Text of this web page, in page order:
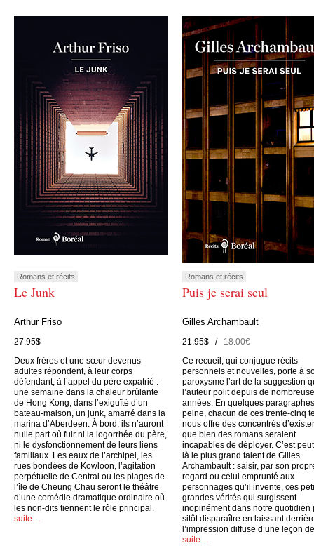
Romans et récits
Le Junk
Arthur Friso
27.95$
Deux frères et une sœur devenus
adultes répondent, à leur corps
défendant, à l’appel du père expatrié :
une semaine dans la chaleur brûlante
de Hong Kong, dans l’exiguïté d’un
bateau-maison, un junk, amarré dans la
marina d’Aberdeen. À bord, ils n’auront
nulle part où fuir ni la logorrhée du père,
ni le dysfonctionnement de leurs liens
familiaux. Les eaux de l’archipel, les
rues bondées de Kowloon, l’agitation
perpétuelle de Central ou les plages de
l’île de Cheung Chau seront le théâtre
d’une comédie dramatique ordinaire où
les non-dits tiennent le rôle principal.
suite…
Romans et récits
Puis je serai seul
Gilles Archambault
21.95$ /18.00€
Ce recueil, qui conjugue récits
personnels et nouvelles, porte à
paroxysme l’art de la suggestion
l’auteur polit depuis de
années. En quelques
peine, chacun de ces trente-cinq
nous offre des concentrés
que bien des romans seraient
incapables de déployer. C’est
là le plus grand talent de Gilles
Archambault : saisir, par son
regard ou celui emprunté aux
personnages qu’il invente, ces
grandes vérités qui surgissent
inopinément dans notre quotidien
sitôt disparaître en laissant
l’impression diffuse d’une leçon
suite…